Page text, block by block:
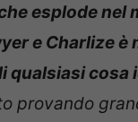
esplode nel
e Charlize è
qualsiasi cosa
provando